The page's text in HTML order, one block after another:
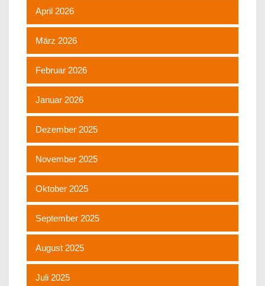
April 2026
März 2026
Februar 2026
Januar 2026
Dezember 2025
November 2025
Oktober 2025
September 2025
August 2025
Juli 2025